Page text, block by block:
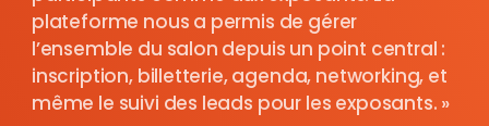
plateforme nous a permis de gérer
l’ensemble du salon depuis un point central :
inscription, billetterie, agenda, networking, et
même le suivi des leads pour les exposants.